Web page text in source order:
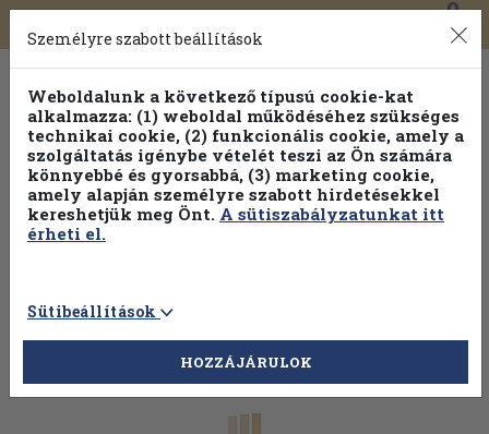
Toggle
navigation
0
Személyre szabott beállítások
Weboldalunk a következő típusú cookie-kat
alkalmazza: (1) weboldal működéséhez szükséges
technikai cookie, (2) funkcionális cookie, amely a
szolgáltatás igénybe vételét teszi az Ön számára
könnyebbé és gyorsabbá, (3) marketing cookie,
amely alapján személyre szabott hirdetésekkel
kereshetjük meg Önt. A sütiszabályzatunkat itt
érheti el.
Sütibeállítások
HOZZÁJÁRULOK